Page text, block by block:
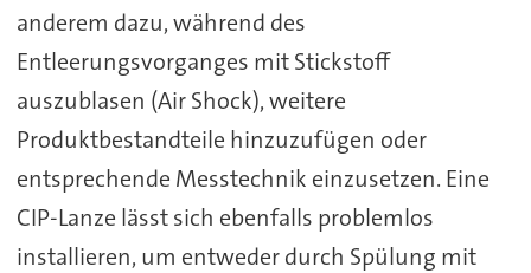
anderem dazu, während des
Entleerungsvorganges mit Stickstoff
auszublasen (Air Shock), weitere
Produktbestandteile hinzuzufügen oder
entsprechende Messtechnik einzusetzen. Eine
CIP-Lanze lässt sich ebenfalls problemlos
installieren, um entweder durch Spülung mit